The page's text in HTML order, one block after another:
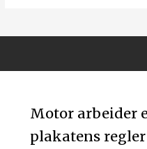
Motor arbeider
plakatens